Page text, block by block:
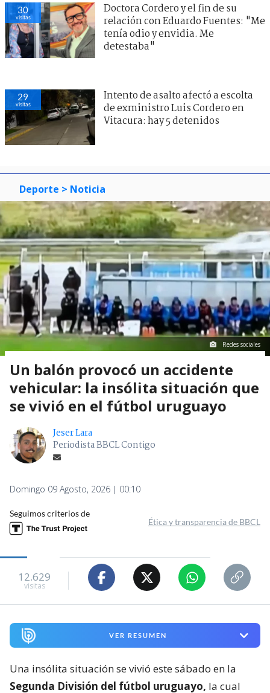
30
visitas
Doctora Cordero y el fin de su
relación con Eduardo Fuentes: "Me
tenía odio y envidia. Me
detestaba"
29
visitas
Intento de asalto afectó a escolta
de exministro Luis Cordero en
Vitacura: hay 5 detenidos
Deporte > Noticia
Redes sociales
Un balón provocó un accidente
vehicular: la insólita situación que
se vivió en el fútbol uruguayo
Jeser Lara
Periodista BBCL Contigo
Domingo 09 Agosto, 2026 | 00:10
Seguimos criterios de
Ética y transparencia de BBCL
12.629
visitas
VER RESUMEN
Una insólita situación se vivió este sábado en la
Segunda División del fútbol uruguayo, la cual